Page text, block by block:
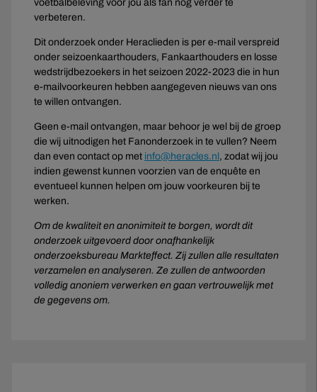
voetbalbeleving voor jou als fan nog verder te
verbeteren.
Dit onderzoek onder Heraclieden is per e-mail verspreid
onder seizoenkaarthouders, Fankaarthouders en losse
wedstrijdbezoekers in het seizoen 2022-2023 die in hun
e-mailvoorkeuren hebben aangegeven nieuws van ons
te willen ontvangen.
Geen e-mail ontvangen, maar behoor je wel bij de groep
die wij uitnodigen het Fanonderzoek in te vullen? Neem
dan even contact op met info@heracles.nl , zodat wij jou
indien gewenst kunnen voorzien van de enquête en
eventueel kunnen helpen om jouw voorkeuren bij te
werken.
Om de kwaliteit en anonimiteit te borgen, wordt dit
onderzoek uitgevoerd door onafhankelijk
onderzoeksbureau Markteffect. Zij zullen alle resultaten
verzamelen en analyseren. Ze zullen de antwoorden
volledig anoniem verwerken en gaan vertrouwelijk met
de gegevens om.